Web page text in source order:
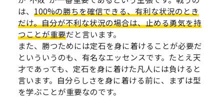
は、 100%の勝ちを確信できる、有利な状況のとき
だけ。自分が不利な状況の場合は、止める勇気を持
つことが重要だと言います。
また、勝つためには定石を身に着けることが必要だ
といういうのも、有名なエッセンスです。たとえ天
才であっても、定石を身に着けた凡人には負けると
言います。自分らしさを身に着ける前に、まずは型
を学ぶことが重要なのです。